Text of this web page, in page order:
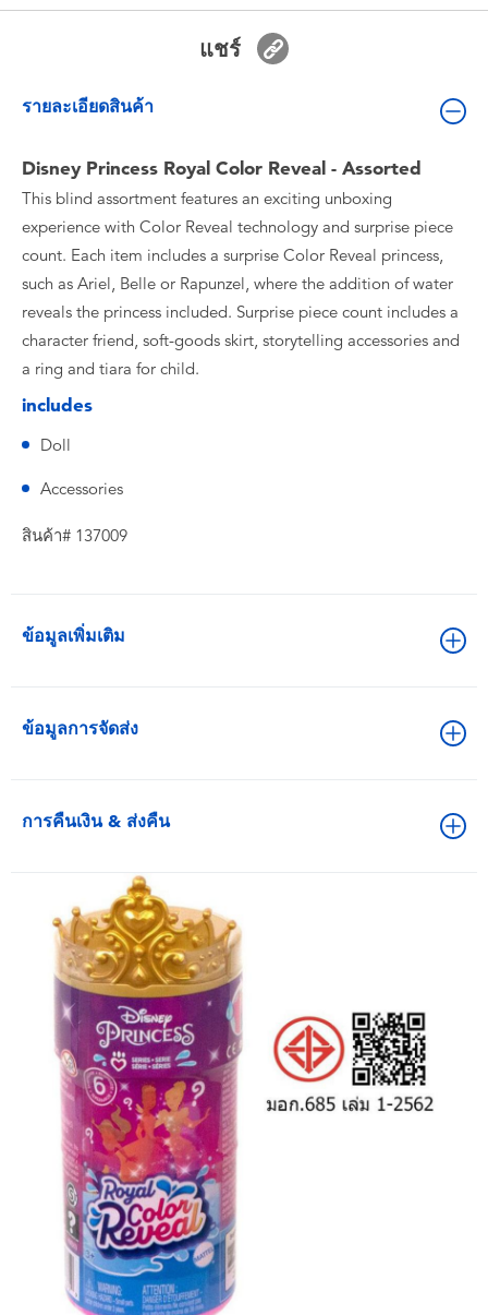
ตัวละครเพี่อการสะสม
แกดเจ็ต
แชร์
รายละเอียดสินค้า
Disney Princess Royal Color Reveal - Assorted
This blind assortment features an exciting unboxing
experience with Color Reveal technology and surprise piece
count. Each item includes a surprise Color Reveal princess,
such as Ariel, Belle or Rapunzel, where the addition of water
reveals the princess included. Surprise piece count includes a
character friend, soft-goods skirt, storytelling accessories and
a ring and tiara for child.​
includes
Doll
Accessories
สินค้า# 137009
ข้อมูลเพิ่มเติม
ข้อมูลการจัดส่ง
การคืนเงิน & ส่งคืน